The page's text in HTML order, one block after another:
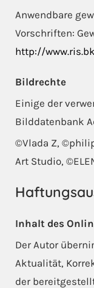
Anwendbare
Vorschriften:
http://
Bildrechte
Einige der
Bilddatenbank
©Vlada Z,
Art Studio,
Inhalt des
Der Autor
Aktualität,
der